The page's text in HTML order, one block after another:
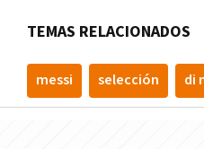
TEMAS RELACIONADOS
messi selección di